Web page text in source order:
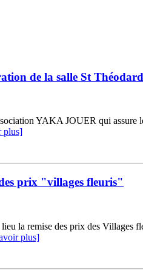
de la salle St Théodard
YAKA JOUER qui assure
plus]
prix "villages fleuris"
la remise des prix des Villages
plus]